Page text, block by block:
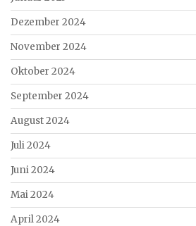
Dezember 2024
November 2024
Oktober 2024
September 2024
August 2024
Juli 2024
Juni 2024
Mai 2024
April 2024